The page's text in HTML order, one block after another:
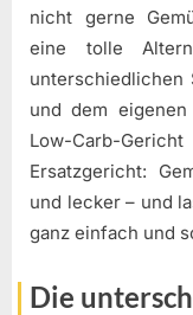
nicht gerne
eine tolle
unterschiedlichen
und dem eigenen
Low-Carb-
Ersatzgericht:
und lecker – und
ganz einfach und
Die